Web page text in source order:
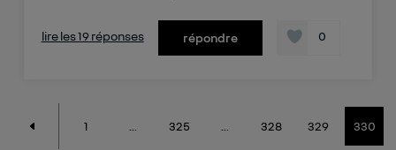
lire les 19 réponses répondre 0
1 325 328 329 330